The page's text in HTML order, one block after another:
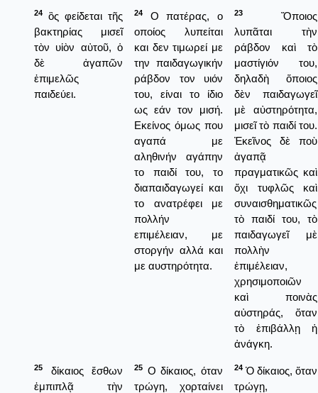
24
ὃς φείδεται τῆς
βακτηρίας μισεῖ
τὸν υἱὸν αὐτοῦ, ὁ
δὲ ἀγαπῶν
ἐπιμελῶς
παιδεύει.
24
Ο πατέρας, ο
οποίος λυπείται
και δεν τιμωρεί με
την παιδαγωγικήν
ράβδον τον υιόν
του, είναι το ίδιο
ως εάν τον μισή.
Εκείνος όμως που
αγαπά με
αληθινήν αγάπην
το παιδί του, το
διαπαιδαγωγεί και
το ανατρέφει με
πολλήν
επιμέλειαν, με
στοργήν αλλά και
με αυστηρότητα.
23
Ὅποιος
λυπᾶται τὴν
ράβδον καὶ τὸ
μαστίγιόν του,
δηλαδὴ ὅποιος
δὲν παιδαγωγεῖ
μὲ αὐστηρότητα,
μισεῖ τὸ παιδί του.
Ἐκεῖνος δὲ ποὺ
ἀγαπᾷ
πραγματικῶς καὶ
ὄχι τυφλῶς καὶ
συναισθηματικῶς
τὸ παιδί του, τὸ
παιδαγωγεῖ μὲ
πολλὴν
ἐπιμέλειαν,
χρησιμοποιῶν
καὶ ποινὰς
αὐστηράς, ὅταν
τὸ ἐπιβάλλῃ ἡ
ἀνάγκη.
25
δίκαιος ἔσθων
ἐμπιπλᾷ τὴν
25 Ο δίκαιος, όταν
τρώγη, χορταίνει
24 Ὁ δίκαιος, ὅταν
τρώγῃ,